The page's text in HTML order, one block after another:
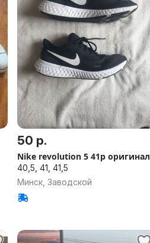
50 р.
Nike revolution 5 41р оригинал
40,5, 41, 41,5
Минск, Заводской